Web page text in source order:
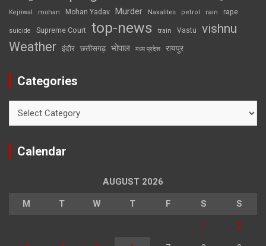
Kejriwal mohan Mohan Yadav Murder Naxalites petrol rain rape
suicide Supreme Court top-news train Vastu vishnu
Weather इंदौर छत्तीसगढ़ भोपाल मध्य प्रदेश रायपुर
Categories
Calendar
AUGUST 2026
M T W T F S S
1 2